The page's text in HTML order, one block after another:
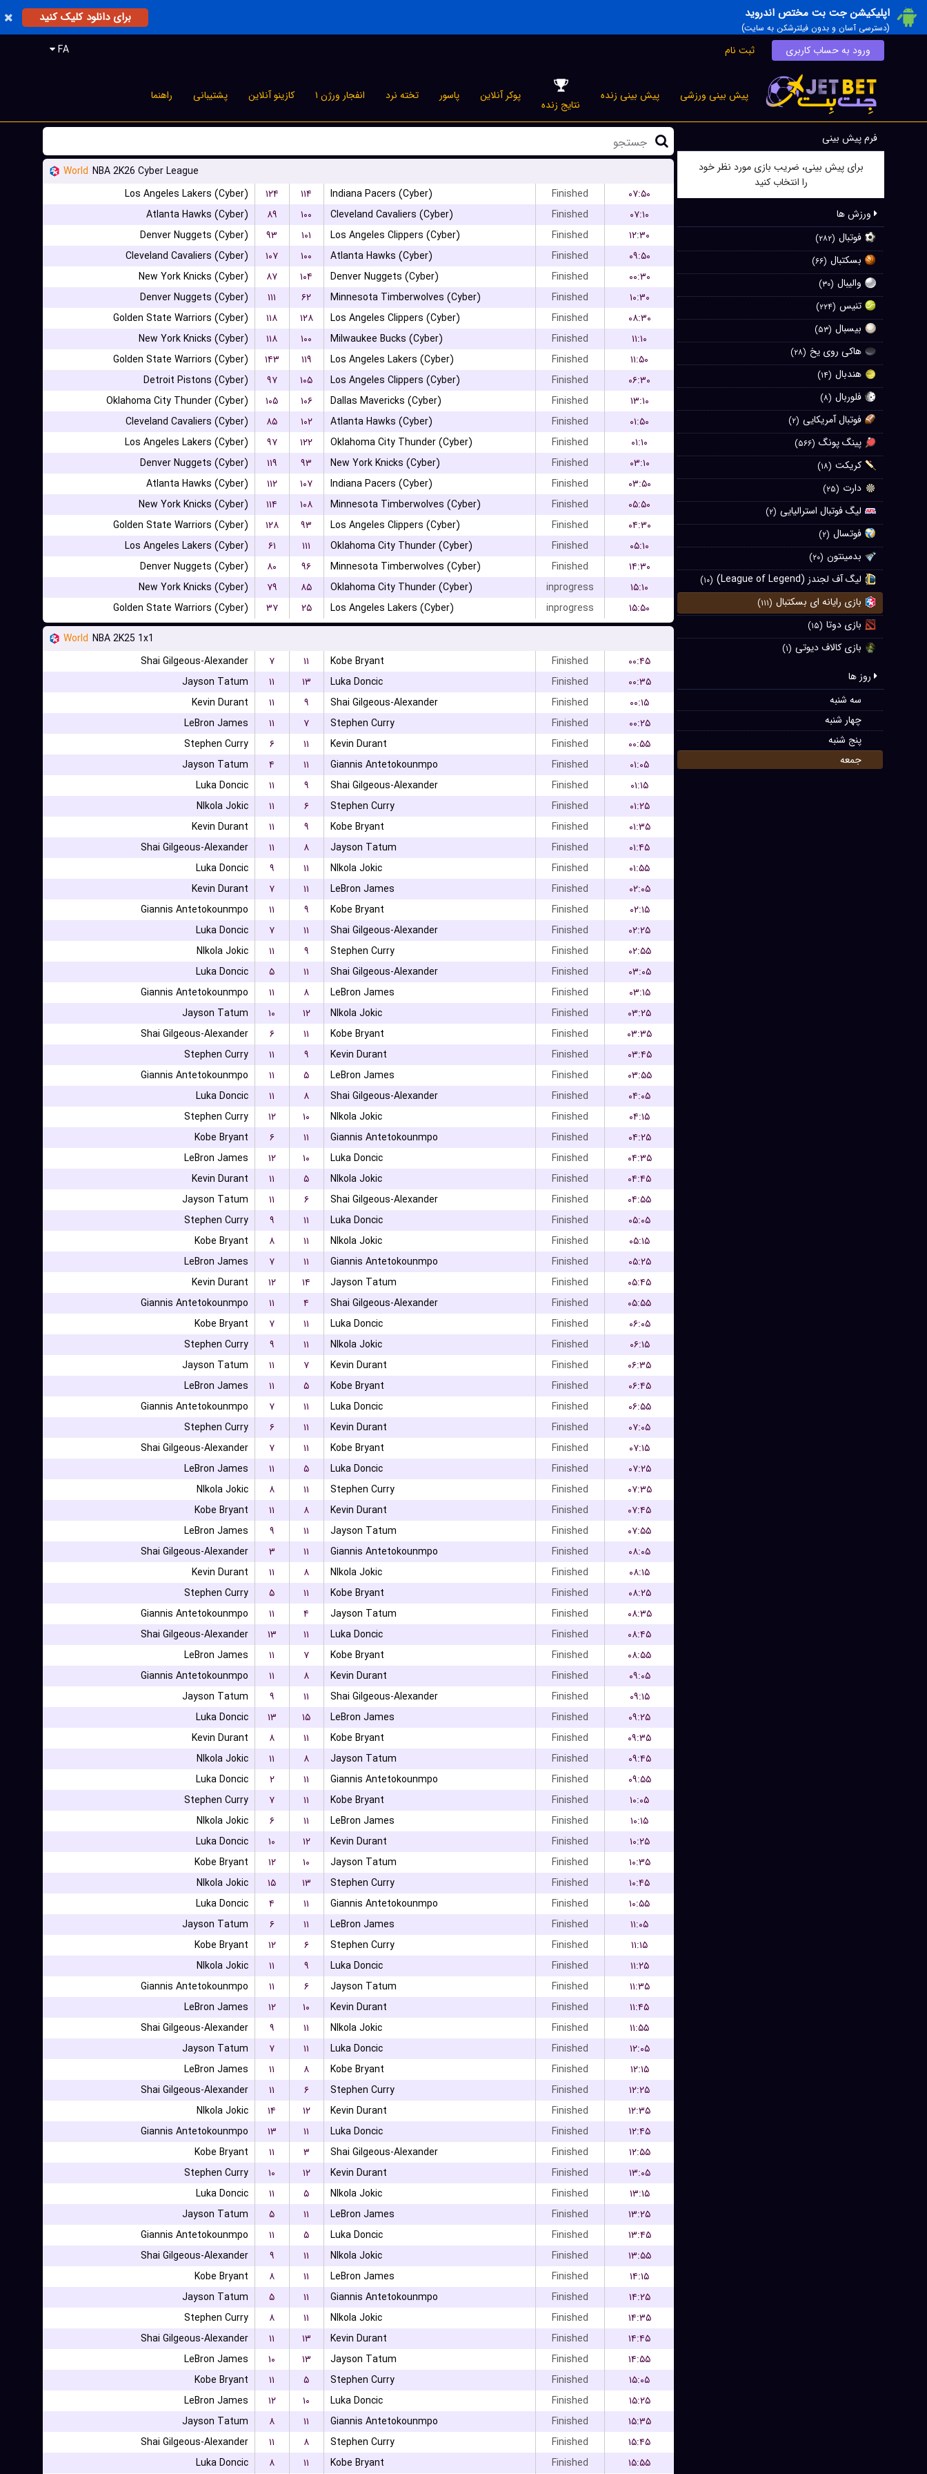
اپلیکیشن جت بت مختص اندروید
(دسترسی آسان و بدون فیلترشکن به سایت)
برای دانلود کلیک کنید
FA ورود به حساب کاربری ثبت نام
پیش بینی ورزشی پیش بینی زنده
نتایج زنده
پوکر آنلاین پاسور تخته نرد انفجار ورژن ۱ کازینو آنلاین پشتیبانی راهنما
فرم پیش بینی
برای پیش بینی، ضریب بازی مورد نظر خود
را انتخاب کنید
ورزش ها
فوتبال (۲۸۲)
بسکتبال (۶۶)
والیبال (۳۰)
تنیس (۲۲۴)
بیسبال (۵۳)
هاکی روی یخ (۲۸)
هندبال (۱۴)
فلوربال (۸)
فوتبال آمریکایی (۲)
پینگ پونگ (۵۶۶)
کریکت (۱۸)
دارت (۲۵)
لیگ فوتبال استرالیایی (۲)
فوتسال (۲)
بدمینتون (۲۰)
لیگ آف لجندز (League of Legend) (۱۰)
بازی رایانه ای بسکتبال (۱۱۱)
بازی دوتا (۱۵)
بازی کالاف دیوتی (۱)
روز ها
سه شنبه
چهار شنبه
پنج شنبه
جمعه
World NBA 2K26 Cyber League
Los Angeles Lakers (Cyber)
۱۲۴ ۱۱۴ Indiana Pacers (Cyber) Finished
۰۷:۵۰
Atlanta Hawks (Cyber)
۸۹ ۱۰۰ Cleveland Cavaliers (Cyber) Finished
۰۷:۱۰
Denver Nuggets (Cyber)
۹۳ ۱۰۱ Los Angeles Clippers (Cyber) Finished
۱۲:۳۰
Cleveland Cavaliers (Cyber)
۱۰۷ ۱۰۰ Atlanta Hawks (Cyber) Finished
۰۹:۵۰
New York Knicks (Cyber)
۸۷ ۱۰۴ Denver Nuggets (Cyber) Finished
۰۰:۳۰
Denver Nuggets (Cyber)
۱۱۱ ۶۲ Minnesota Timberwolves (Cyber) Finished
۱۰:۳۰
Golden State Warriors (Cyber)
۱۱۸ ۱۲۸ Los Angeles Clippers (Cyber) Finished
۰۸:۳۰
New York Knicks (Cyber)
۱۱۸ ۱۰۰ Milwaukee Bucks (Cyber) Finished
۱۱:۱۰
Golden State Warriors (Cyber)
۱۴۳ ۱۱۹ Los Angeles Lakers (Cyber) Finished
۱۱:۵۰
Detroit Pistons (Cyber)
۹۷ ۱۰۵ Los Angeles Clippers (Cyber) Finished
۰۶:۳۰
Oklahoma City Thunder (Cyber)
۱۰۵ ۱۰۶ Dallas Mavericks (Cyber) Finished
۱۳:۱۰
Cleveland Cavaliers (Cyber)
۸۵ ۱۰۲ Atlanta Hawks (Cyber) Finished
۰۱:۵۰
Los Angeles Lakers (Cyber)
۹۷ ۱۲۲ Oklahoma City Thunder (Cyber) Finished
۰۱:۱۰
Denver Nuggets (Cyber)
۱۱۹ ۹۳ New York Knicks (Cyber) Finished
۰۳:۱۰
Atlanta Hawks (Cyber)
۱۱۲ ۱۰۷ Indiana Pacers (Cyber) Finished
۰۳:۵۰
New York Knicks (Cyber)
۱۱۴ ۱۰۸ Minnesota Timberwolves (Cyber) Finished
۰۵:۵۰
Golden State Warriors (Cyber)
۱۲۸ ۹۳ Los Angeles Clippers (Cyber) Finished
۰۴:۳۰
Los Angeles Lakers (Cyber)
۶۱ ۱۱۱ Oklahoma City Thunder (Cyber) Finished
۰۵:۱۰
Denver Nuggets (Cyber)
۸۰ ۹۶ Minnesota Timberwolves (Cyber) Finished
۱۴:۳۰
New York Knicks (Cyber)
۷۹ ۸۵ Oklahoma City Thunder (Cyber) inprogress
۱۵:۱۰
Golden State Warriors (Cyber)
۳۷ ۲۵ Los Angeles Lakers (Cyber) inprogress
۱۵:۵۰
World NBA 2K25 1x1
Shai Gilgeous-Alexander
۷ ۱۱ Kobe Bryant Finished
۰۰:۴۵
Jayson Tatum
۱۱ ۱۳ Luka Doncic Finished
۰۰:۳۵
Kevin Durant
۱۱ ۹ Shai Gilgeous-Alexander Finished
۰۰:۱۵
LeBron James
۱۱ ۷ Stephen Curry Finished
۰۰:۲۵
Stephen Curry
۶ ۱۱ Kevin Durant Finished
۰۰:۵۵
Jayson Tatum
۴ ۱۱ Giannis Antetokounmpo Finished
۰۱:۰۵
Luka Doncic
۱۱ ۹ Shai Gilgeous-Alexander Finished
۰۱:۱۵
NIkola Jokic
۱۱ ۶ Stephen Curry Finished
۰۱:۲۵
Kevin Durant
۱۱ ۹ Kobe Bryant Finished
۰۱:۳۵
Shai Gilgeous-Alexander
۱۱ ۸ Jayson Tatum Finished
۰۱:۴۵
Luka Doncic
۹ ۱۱ NIkola Jokic Finished
۰۱:۵۵
Kevin Durant
۷ ۱۱ LeBron James Finished
۰۲:۰۵
Giannis Antetokounmpo
۱۱ ۹ Kobe Bryant Finished
۰۲:۱۵
Luka Doncic
۷ ۱۱ Shai Gilgeous-Alexander Finished
۰۲:۲۵
NIkola Jokic
۱۱ ۹ Stephen Curry Finished
۰۲:۵۵
Luka Doncic
۵ ۱۱ Shai Gilgeous-Alexander Finished
۰۳:۰۵
Giannis Antetokounmpo
۱۱ ۸ LeBron James Finished
۰۳:۱۵
Jayson Tatum
۱۰ ۱۲ NIkola Jokic Finished
۰۳:۲۵
Shai Gilgeous-Alexander
۶ ۱۱ Kobe Bryant Finished
۰۳:۳۵
Stephen Curry
۱۱ ۹ Kevin Durant Finished
۰۳:۴۵
Giannis Antetokounmpo
۱۱ ۵ LeBron James Finished
۰۳:۵۵
Luka Doncic
۱۱ ۸ Shai Gilgeous-Alexander Finished
۰۴:۰۵
Stephen Curry
۱۲ ۱۰ NIkola Jokic Finished
۰۴:۱۵
Kobe Bryant
۶ ۱۱ Giannis Antetokounmpo Finished
۰۴:۲۵
LeBron James
۱۲ ۱۰ Luka Doncic Finished
۰۴:۳۵
Kevin Durant
۱۱ ۵ NIkola Jokic Finished
۰۴:۴۵
Jayson Tatum
۱۱ ۶ Shai Gilgeous-Alexander Finished
۰۴:۵۵
Stephen Curry
۹ ۱۱ Luka Doncic Finished
۰۵:۰۵
Kobe Bryant
۸ ۱۱ NIkola Jokic Finished
۰۵:۱۵
LeBron James
۷ ۱۱ Giannis Antetokounmpo Finished
۰۵:۲۵
Kevin Durant
۱۲ ۱۴ Jayson Tatum Finished
۰۵:۴۵
Giannis Antetokounmpo
۱۱ ۴ Shai Gilgeous-Alexander Finished
۰۵:۵۵
Kobe Bryant
۷ ۱۱ Luka Doncic Finished
۰۶:۰۵
Stephen Curry
۹ ۱۱ NIkola Jokic Finished
۰۶:۱۵
Jayson Tatum
۱۱ ۷ Kevin Durant Finished
۰۶:۳۵
LeBron James
۱۱ ۵ Kobe Bryant Finished
۰۶:۴۵
Giannis Antetokounmpo
۷ ۱۱ Luka Doncic Finished
۰۶:۵۵
Stephen Curry
۶ ۱۱ Kevin Durant Finished
۰۷:۰۵
Shai Gilgeous-Alexander
۷ ۱۱ Kobe Bryant Finished
۰۷:۱۵
LeBron James
۱۱ ۵ Luka Doncic Finished
۰۷:۲۵
NIkola Jokic
۸ ۱۱ Stephen Curry Finished
۰۷:۳۵
Kobe Bryant
۱۱ ۸ Kevin Durant Finished
۰۷:۴۵
LeBron James
۹ ۱۱ Jayson Tatum Finished
۰۷:۵۵
Shai Gilgeous-Alexander
۳ ۱۱ Giannis Antetokounmpo Finished
۰۸:۰۵
Kevin Durant
۱۱ ۸ NIkola Jokic Finished
۰۸:۱۵
Stephen Curry
۵ ۱۱ Kobe Bryant Finished
۰۸:۲۵
Giannis Antetokounmpo
۱۱ ۴ Jayson Tatum Finished
۰۸:۳۵
Shai Gilgeous-Alexander
۱۳ ۱۱ Luka Doncic Finished
۰۸:۴۵
LeBron James
۱۱ ۷ Kobe Bryant Finished
۰۸:۵۵
Giannis Antetokounmpo
۱۱ ۸ Kevin Durant Finished
۰۹:۰۵
Jayson Tatum
۹ ۱۱ Shai Gilgeous-Alexander Finished
۰۹:۱۵
Luka Doncic
۱۳ ۱۵ LeBron James Finished
۰۹:۲۵
Kevin Durant
۸ ۱۱ Kobe Bryant Finished
۰۹:۳۵
NIkola Jokic
۱۱ ۸ Jayson Tatum Finished
۰۹:۴۵
Luka Doncic
۲ ۱۱ Giannis Antetokounmpo Finished
۰۹:۵۵
Stephen Curry
۷ ۱۱ Kobe Bryant Finished
۱۰:۰۵
NIkola Jokic
۶ ۱۱ LeBron James Finished
۱۰:۱۵
Luka Doncic
۱۰ ۱۲ Kevin Durant Finished
۱۰:۲۵
Kobe Bryant
۱۲ ۱۰ Jayson Tatum Finished
۱۰:۳۵
NIkola Jokic
۱۵ ۱۳ Stephen Curry Finished
۱۰:۴۵
Luka Doncic
۴ ۱۱ Giannis Antetokounmpo Finished
۱۰:۵۵
Jayson Tatum
۶ ۱۱ LeBron James Finished
۱۱:۰۵
Kobe Bryant
۱۲ ۶ Stephen Curry Finished
۱۱:۱۵
NIkola Jokic
۱۱ ۹ Luka Doncic Finished
۱۱:۲۵
Giannis Antetokounmpo
۱۱ ۶ Jayson Tatum Finished
۱۱:۳۵
LeBron James
۱۲ ۱۰ Kevin Durant Finished
۱۱:۴۵
Shai Gilgeous-Alexander
۹ ۱۱ NIkola Jokic Finished
۱۱:۵۵
Jayson Tatum
۷ ۱۱ Luka Doncic Finished
۱۲:۰۵
LeBron James
۱۱ ۸ Kobe Bryant Finished
۱۲:۱۵
Shai Gilgeous-Alexander
۱۱ ۶ Stephen Curry Finished
۱۲:۲۵
NIkola Jokic
۱۴ ۱۲ Kevin Durant Finished
۱۲:۳۵
Giannis Antetokounmpo
۱۳ ۱۱ Luka Doncic Finished
۱۲:۴۵
Kobe Bryant
۱۱ ۳ Shai Gilgeous-Alexander Finished
۱۲:۵۵
Stephen Curry
۱۰ ۱۲ Kevin Durant Finished
۱۳:۰۵
Luka Doncic
۱۱ ۵ NIkola Jokic Finished
۱۳:۱۵
Jayson Tatum
۵ ۱۱ LeBron James Finished
۱۳:۲۵
Giannis Antetokounmpo
۱۱ ۵ Luka Doncic Finished
۱۳:۴۵
Shai Gilgeous-Alexander
۹ ۱۱ NIkola Jokic Finished
۱۳:۵۵
Kobe Bryant
۸ ۱۱ LeBron James Finished
۱۴:۱۵
Jayson Tatum
۵ ۱۱ Giannis Antetokounmpo Finished
۱۴:۲۵
Stephen Curry
۸ ۱۱ NIkola Jokic Finished
۱۴:۳۵
Shai Gilgeous-Alexander
۱۱ ۱۳ Kevin Durant Finished
۱۴:۴۵
LeBron James
۱۰ ۱۳ Jayson Tatum Finished
۱۴:۵۵
Kobe Bryant
۱۱ ۵ Stephen Curry Finished
۱۵:۰۵
LeBron James
۱۲ ۱۰ Luka Doncic Finished
۱۵:۲۵
Jayson Tatum
۸ ۱۱ Giannis Antetokounmpo Finished
۱۵:۳۵
Shai Gilgeous-Alexander
۱۱ ۸ Stephen Curry Finished
۱۵:۴۵
Luka Doncic
۸ ۱۱ Kobe Bryant Finished ۱۵:۵۵